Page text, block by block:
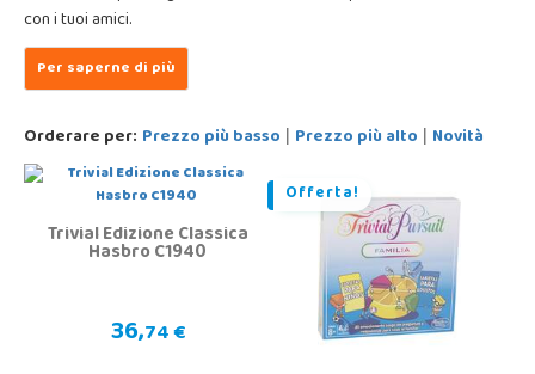
con i tuoi amici.
Orderare per: Prezzo più basso | Prezzo più alto | Novità
Trivial Edizione Classica
Hasbro C1940
36,74 €
Offerta!